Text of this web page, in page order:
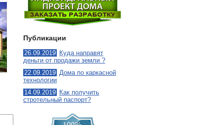
Публикации
26.09.2019 Куда направят
деньги от продажи земли ?
22.09.2019 Дома по каркасной
технологии
14.09.2019 Как получить
стротельный паспорт?